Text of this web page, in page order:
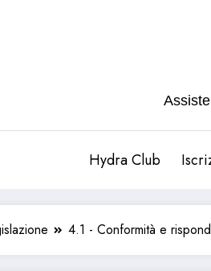
Hydra Club
4.1 - Conformità e